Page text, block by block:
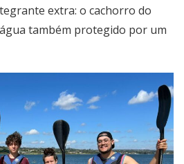
extra: o cachorro do
também protegido por um